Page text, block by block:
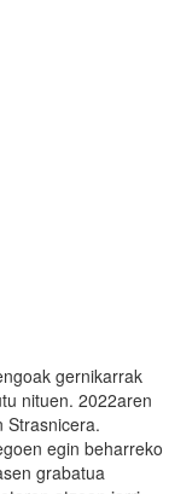
gernikarrak
nituen. 2022aren
Strasnicera.
egin beharreko
grabatua